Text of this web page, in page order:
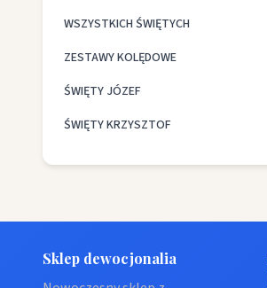
WSZYSTKICH ŚWIĘTYCH
ZESTAWY KOLĘDOWE
ŚWIĘTY JÓZEF
ŚWIĘTY KRZYSZTOF
Sklep dewocjonalia